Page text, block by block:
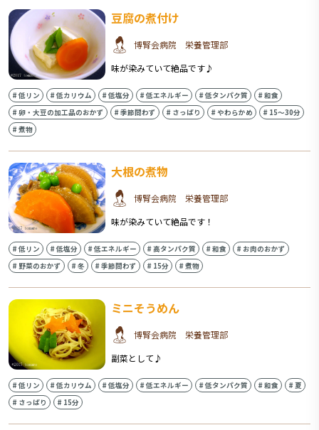
豆腐の煮付け
博腎会病院 栄養管理部
味が染みていて絶品です♪
#低リン #低カリウム #低塩分 #低エネルギー #低タンパク質 #和食
#卵・大豆の加工品のおかず #季節問わず # さっぱり #やわらかめ # 15〜30分
#煮物
大根の煮物
博腎会病院 栄養管理部
味が染みていて絶品です！
#低リン #低塩分 #低エネルギー #高タンパク質 #和食 # お肉のおかず
#野菜のおかず #冬 #季節問わず # 15分 #煮物
ミニそうめん
博腎会病院 栄養管理部
副菜として♪
#低リン #低カリウム #低塩分 #低エネルギー #低タンパク質 #和食 #夏
# さっぱり # 15分